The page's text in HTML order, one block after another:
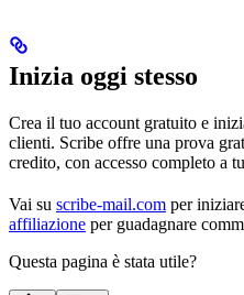
Inizia oggi stesso
Crea il tuo account gratuito e
clienti. Scribe offre una prova
credito, con accesso completo a
Vai su scribe-mail.com per
affiliazione per guadagnare
Questa pagina è stata utile?